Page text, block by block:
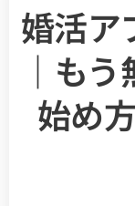
婚活ア
｜も
始め